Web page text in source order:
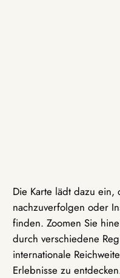
Die Karte lädt dazu
nachzuverfolgen oder
finden. Zoomen Sie
durch verschiedene
internationale
Erlebnisse zu